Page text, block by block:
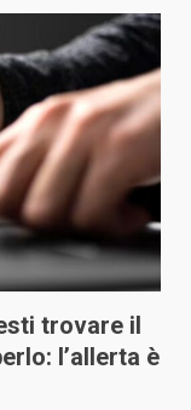
trovare il
l’allerta è